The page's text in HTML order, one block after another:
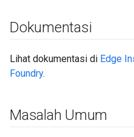
Dokumentasi
Lihat dokumentasi di Edge
Foundry.
Masalah Umum